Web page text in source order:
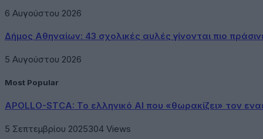
6 Αυγούστου 2026
Δήμος Αθηναίων: 43 σχολικές αυλές γίνονται πιο
5 Αυγούστου 2026
Most Popular
APOLLO-STCA: Το ελληνικό AI που «θωρακίζει» τον
5 Σεπτεμβρίου 2025304 Views